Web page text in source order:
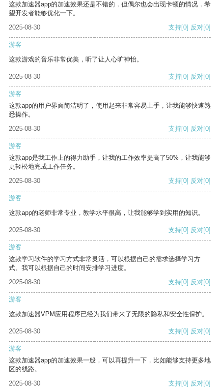
这款加速器app的加速效果还是不错的，但偶尔也会出现卡顿的情况，希
望开发者能够优化一下。
2025-08-30
支持[0] 反对[0]
游客
这款游戏的音乐非常优美，听了让人心旷神怡。
2025-08-30 支持[0] 反对[0]
游客
这款app的用户界面简洁明了，使用起来非常容易上手，让我能够快速熟
悉操作。
2025-08-30
支持[0] 反对[0]
游客
这款app是我工作上的得力助手，让我的工作效率提高了50%，让我能够
更轻松地完成工作任务。
2025-08-30
支持[0] 反对[0]
游客
这款app的老师非常专业，教学水平很高，让我能够学到实用的知识。
2025-08-30 支持[0] 反对[0]
游客
这款学习软件的学习方式非常灵活，可以根据自己的需求选择学习方
式。我可以根据自己的时间安排学习进度。
2025-08-30
支持[0] 反对[0]
游客
这款加速器VPM应用程序已经为我们带来了无限的隐私和安全性保护。
2025-08-30 支持[0] 反对[0]
游客
这款加速器app的加速效果一般，可以再提升一下，比如能够支持更多地
区的线路。
2025-08-30
支持[0] 反对[0]